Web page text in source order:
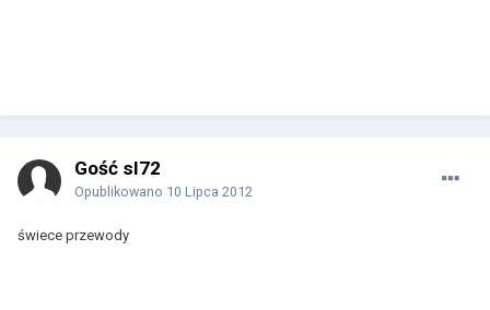
Gość sl72
Opublikowano 10 Lipca 2012
świece przewody